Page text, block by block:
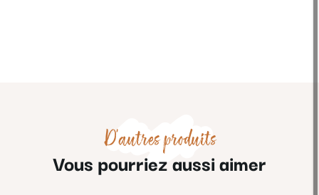
D'autres produits
Vous pourriez aussi aimer